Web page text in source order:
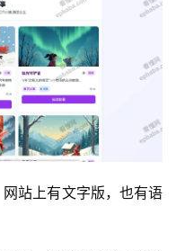
站上有文字版，也有语